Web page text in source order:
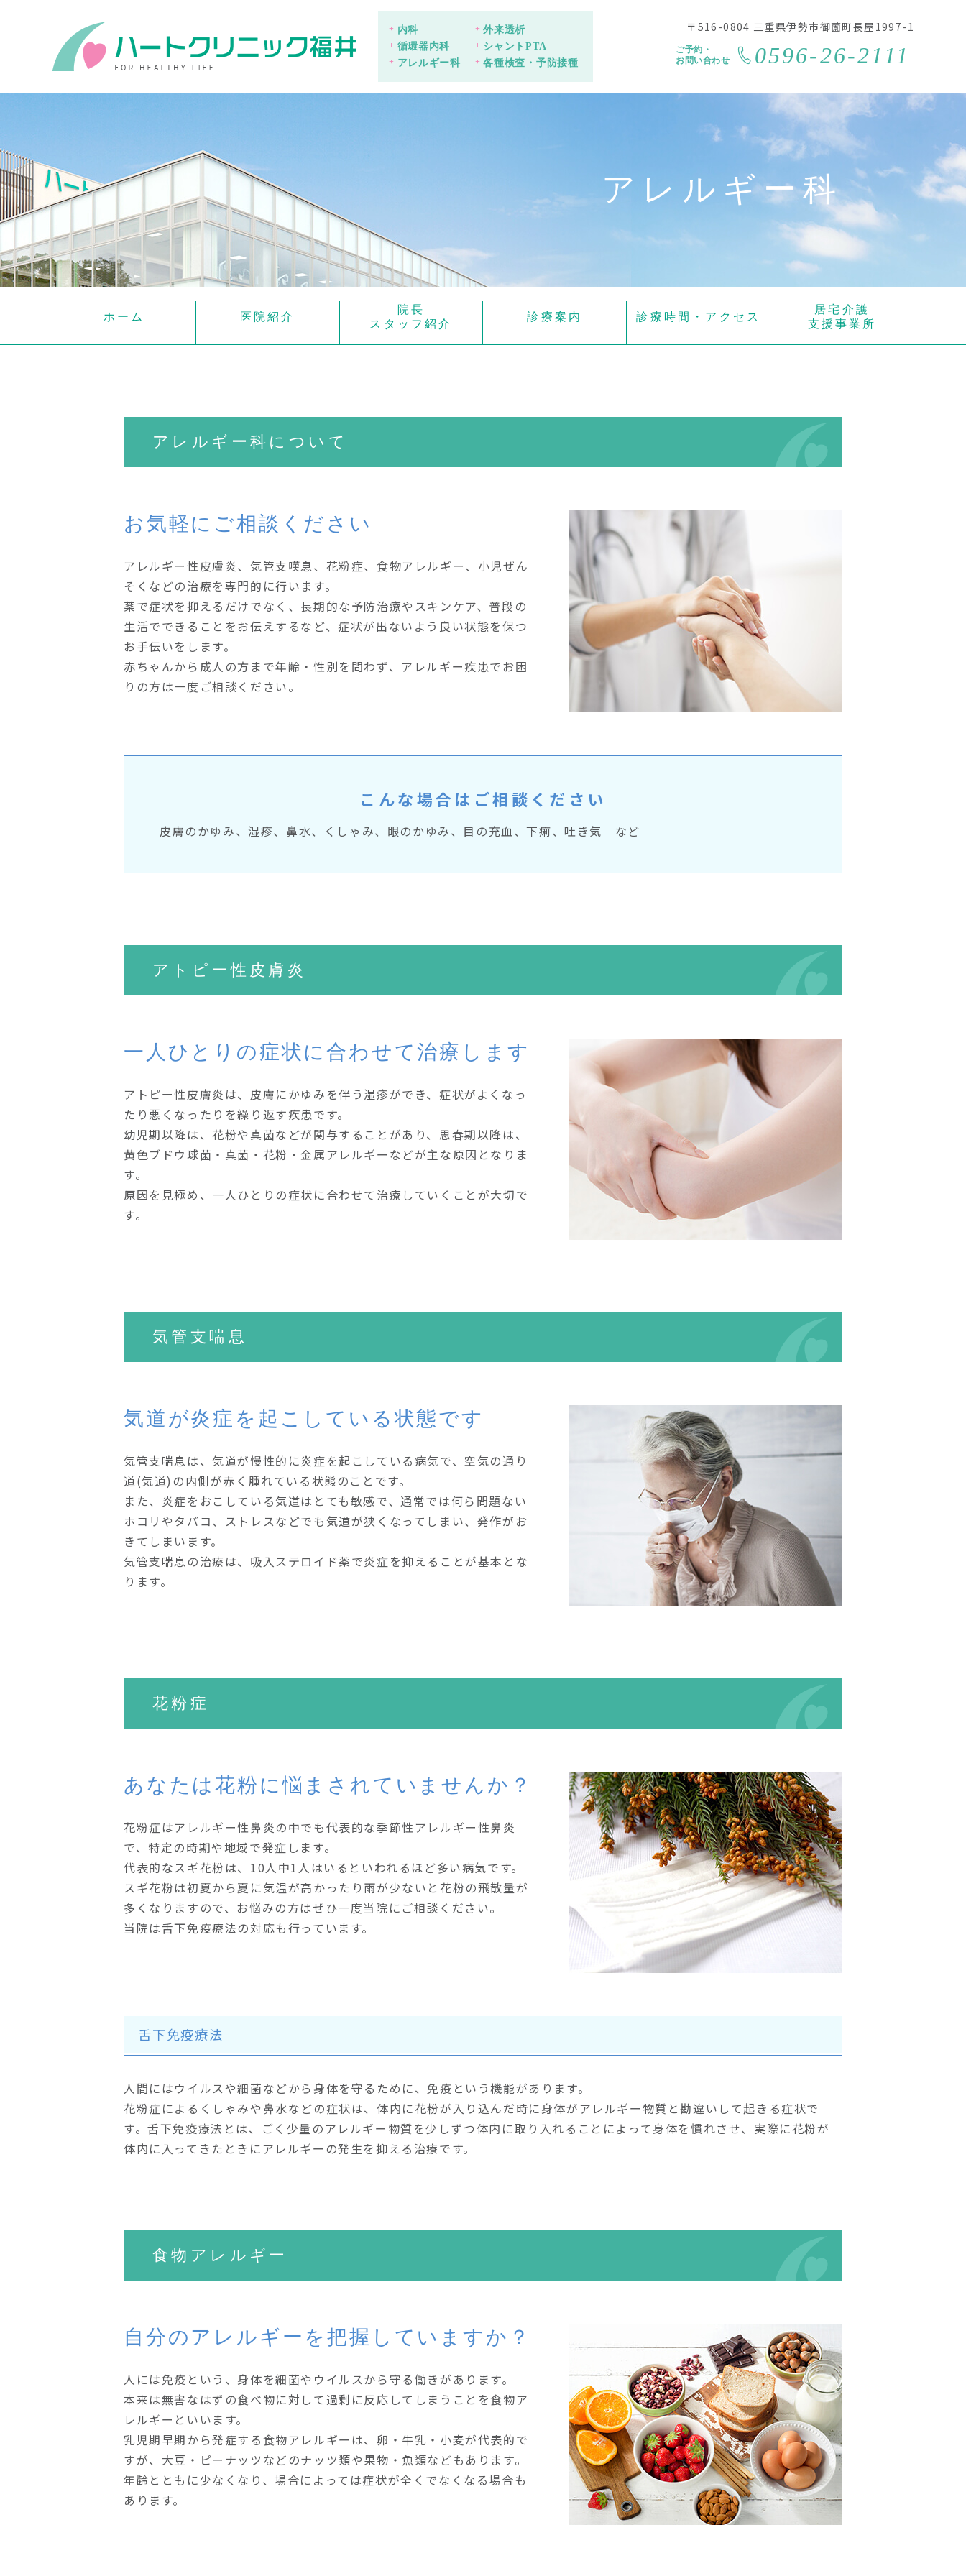
内科
循環器内科
アレルギー科
外来透析
シャントPTA
各種検査・予防接種
〒516-0804 三重県伊勢市御薗町長屋1997-1
ご予約・
お問い合わせ
0596-26-2111
アレルギー科
ホーム 医院紹介
院長
スタッフ紹介
診療案内 診療時間・アクセス
居宅介護
支援事業所
アレルギー科について
お気軽にご相談ください
アレルギー性皮膚炎、気管支嘆息、花粉症、食物アレルギー、小児ぜん
そくなどの治療を専門的に行います。
薬で症状を抑えるだけでなく、長期的な予防治療やスキンケア、普段の
生活でできることをお伝えするなど、症状が出ないよう良い状態を保つ
お手伝いをします。
赤ちゃんから成人の方まで年齢・性別を問わず、アレルギー疾患でお困
りの方は一度ご相談ください。
こんな場合はご相談ください
皮膚のかゆみ、湿疹、鼻水、くしゃみ、眼のかゆみ、目の充血、下痢、吐き気 など
アトピー性皮膚炎
一人ひとりの症状に合わせて治療します
アトピー性皮膚炎は、皮膚にかゆみを伴う湿疹ができ、症状がよくなっ
たり悪くなったりを繰り返す疾患です。
幼児期以降は、花粉や真菌などが関与することがあり、思春期以降は、
黄色ブドウ球菌・真菌・花粉・金属アレルギーなどが主な原因となりま
す。
原因を見極め、一人ひとりの症状に合わせて治療していくことが大切で
す。
気管支喘息
気道が炎症を起こしている状態です
気管支喘息は、気道が慢性的に炎症を起こしている病気で、空気の通り
道(気道)の内側が赤く腫れている状態のことです。
また、炎症をおこしている気道はとても敏感で、通常では何ら問題ない
ホコリやタバコ、ストレスなどでも気道が狭くなってしまい、発作がお
きてしまいます。
気管支喘息の治療は、吸入ステロイド薬で炎症を抑えることが基本とな
ります。
花粉症
あなたは花粉に悩まされていませんか？
花粉症はアレルギー性鼻炎の中でも代表的な季節性アレルギー性鼻炎
で、特定の時期や地域で発症します。
代表的なスギ花粉は、10人中1人はいるといわれるほど多い病気です。
スギ花粉は初夏から夏に気温が高かったり雨が少ないと花粉の飛散量が
多くなりますので、お悩みの方はぜひ一度当院にご相談ください。
当院は舌下免疫療法の対応も行っています。
舌下免疫療法
人間にはウイルスや細菌などから身体を守るために、免疫という機能があります。
花粉症によるくしゃみや鼻水などの症状は、体内に花粉が入り込んだ時に身体がアレルギー物質と勘違いして起きる症状で
す。舌下免疫療法とは、ごく少量のアレルギー物質を少しずつ体内に取り入れることによって身体を慣れさせ、実際に花粉が
体内に入ってきたときにアレルギーの発生を抑える治療です。
食物アレルギー
自分のアレルギーを把握していますか？
人には免疫という、身体を細菌やウイルスから守る働きがあります。
本来は無害なはずの食べ物に対して過剰に反応してしまうことを食物ア
レルギーといいます。
乳児期早期から発症する食物アレルギーは、卵・牛乳・小麦が代表的で
すが、大豆・ピーナッツなどのナッツ類や果物・魚類などもあります。
年齢とともに少なくなり、場合によっては症状が全くでなくなる場合も
あります。